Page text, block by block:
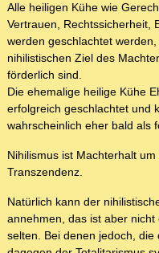
Alle heiligen Kühe wie
Vertrauen, Rechtssicherheit,
werden geschlachtet
nihilistischen Ziel des
förderlich sind.
Die ehemalige heilige Kühe
erfolgreich geschlachtet und
wahrscheinlich eher bald als
Nihilismus ist Machterhalt
Transzendenz.
Natürlich kann der
annehmen, das ist aber
selten. Bei denen jedoch,